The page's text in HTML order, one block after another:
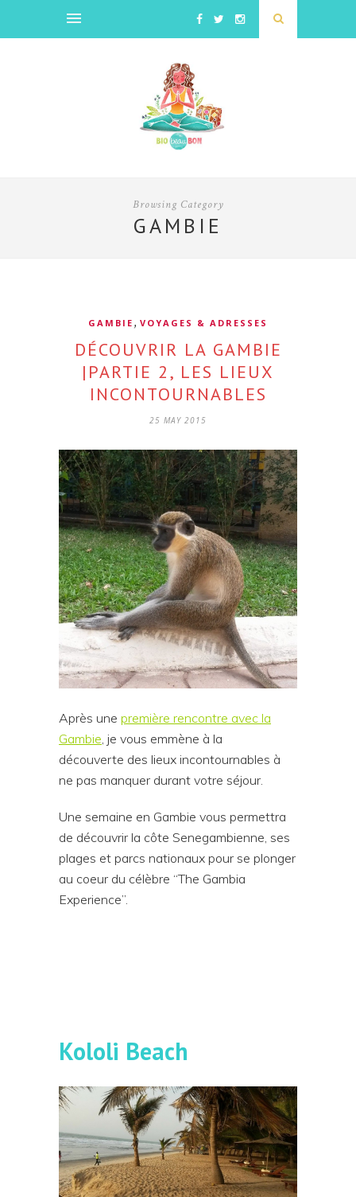
Browsing Category
GAMBIE
GAMBIE , VOYAGES & ADRESSES
DÉCOUVRIR LA GAMBIE
|PARTIE 2, LES LIEUX
INCONTOURNABLES
25 MAY 2015
Après une première rencontre avec la
Gambie, je vous emmène à la
découverte des lieux incontournables à
ne pas manquer durant votre séjour.
Une semaine en Gambie vous permettra
de découvrir la côte Senegambienne, ses
plages et parcs nationaux pour se plonger
au coeur du célèbre “The Gambia
Experience”.
Kololi Beach